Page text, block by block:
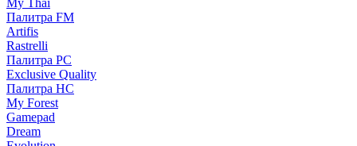
My Thai
Палитра FM
Artifis
Rastrelli
Палитра PC
Exclusive Quality
Палитра HС
My Forest
Gamepad
Dream